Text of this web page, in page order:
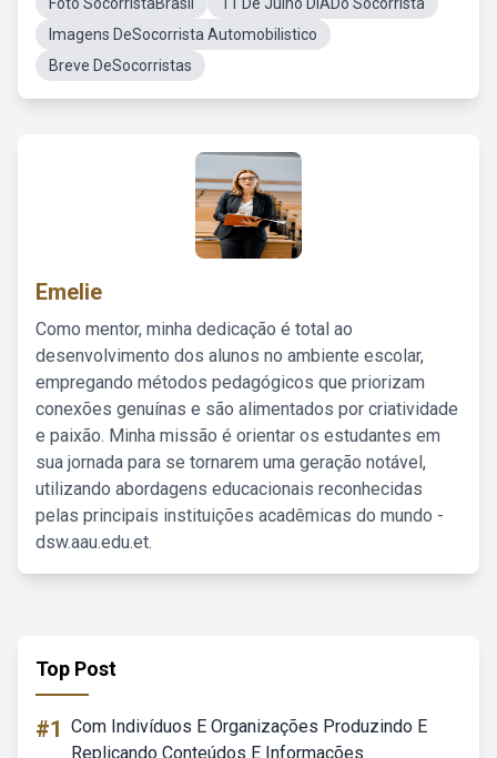
Imagens DeSocorrista Automobilistico
Breve DeSocorristas
Emelie
Como mentor, minha dedicação é total ao
desenvolvimento dos alunos no ambiente escolar,
empregando métodos pedagógicos que priorizam
conexões genuínas e são alimentados por criatividade
e paixão. Minha missão é orientar os estudantes em
sua jornada para se tornarem uma geração notável,
utilizando abordagens educacionais reconhecidas
pelas principais instituições acadêmicas do mundo -
dsw.aau.edu.et.
Top Post
#1 Com Indivíduos E Organizações Produzindo E
Replicando Conteúdos E Informações